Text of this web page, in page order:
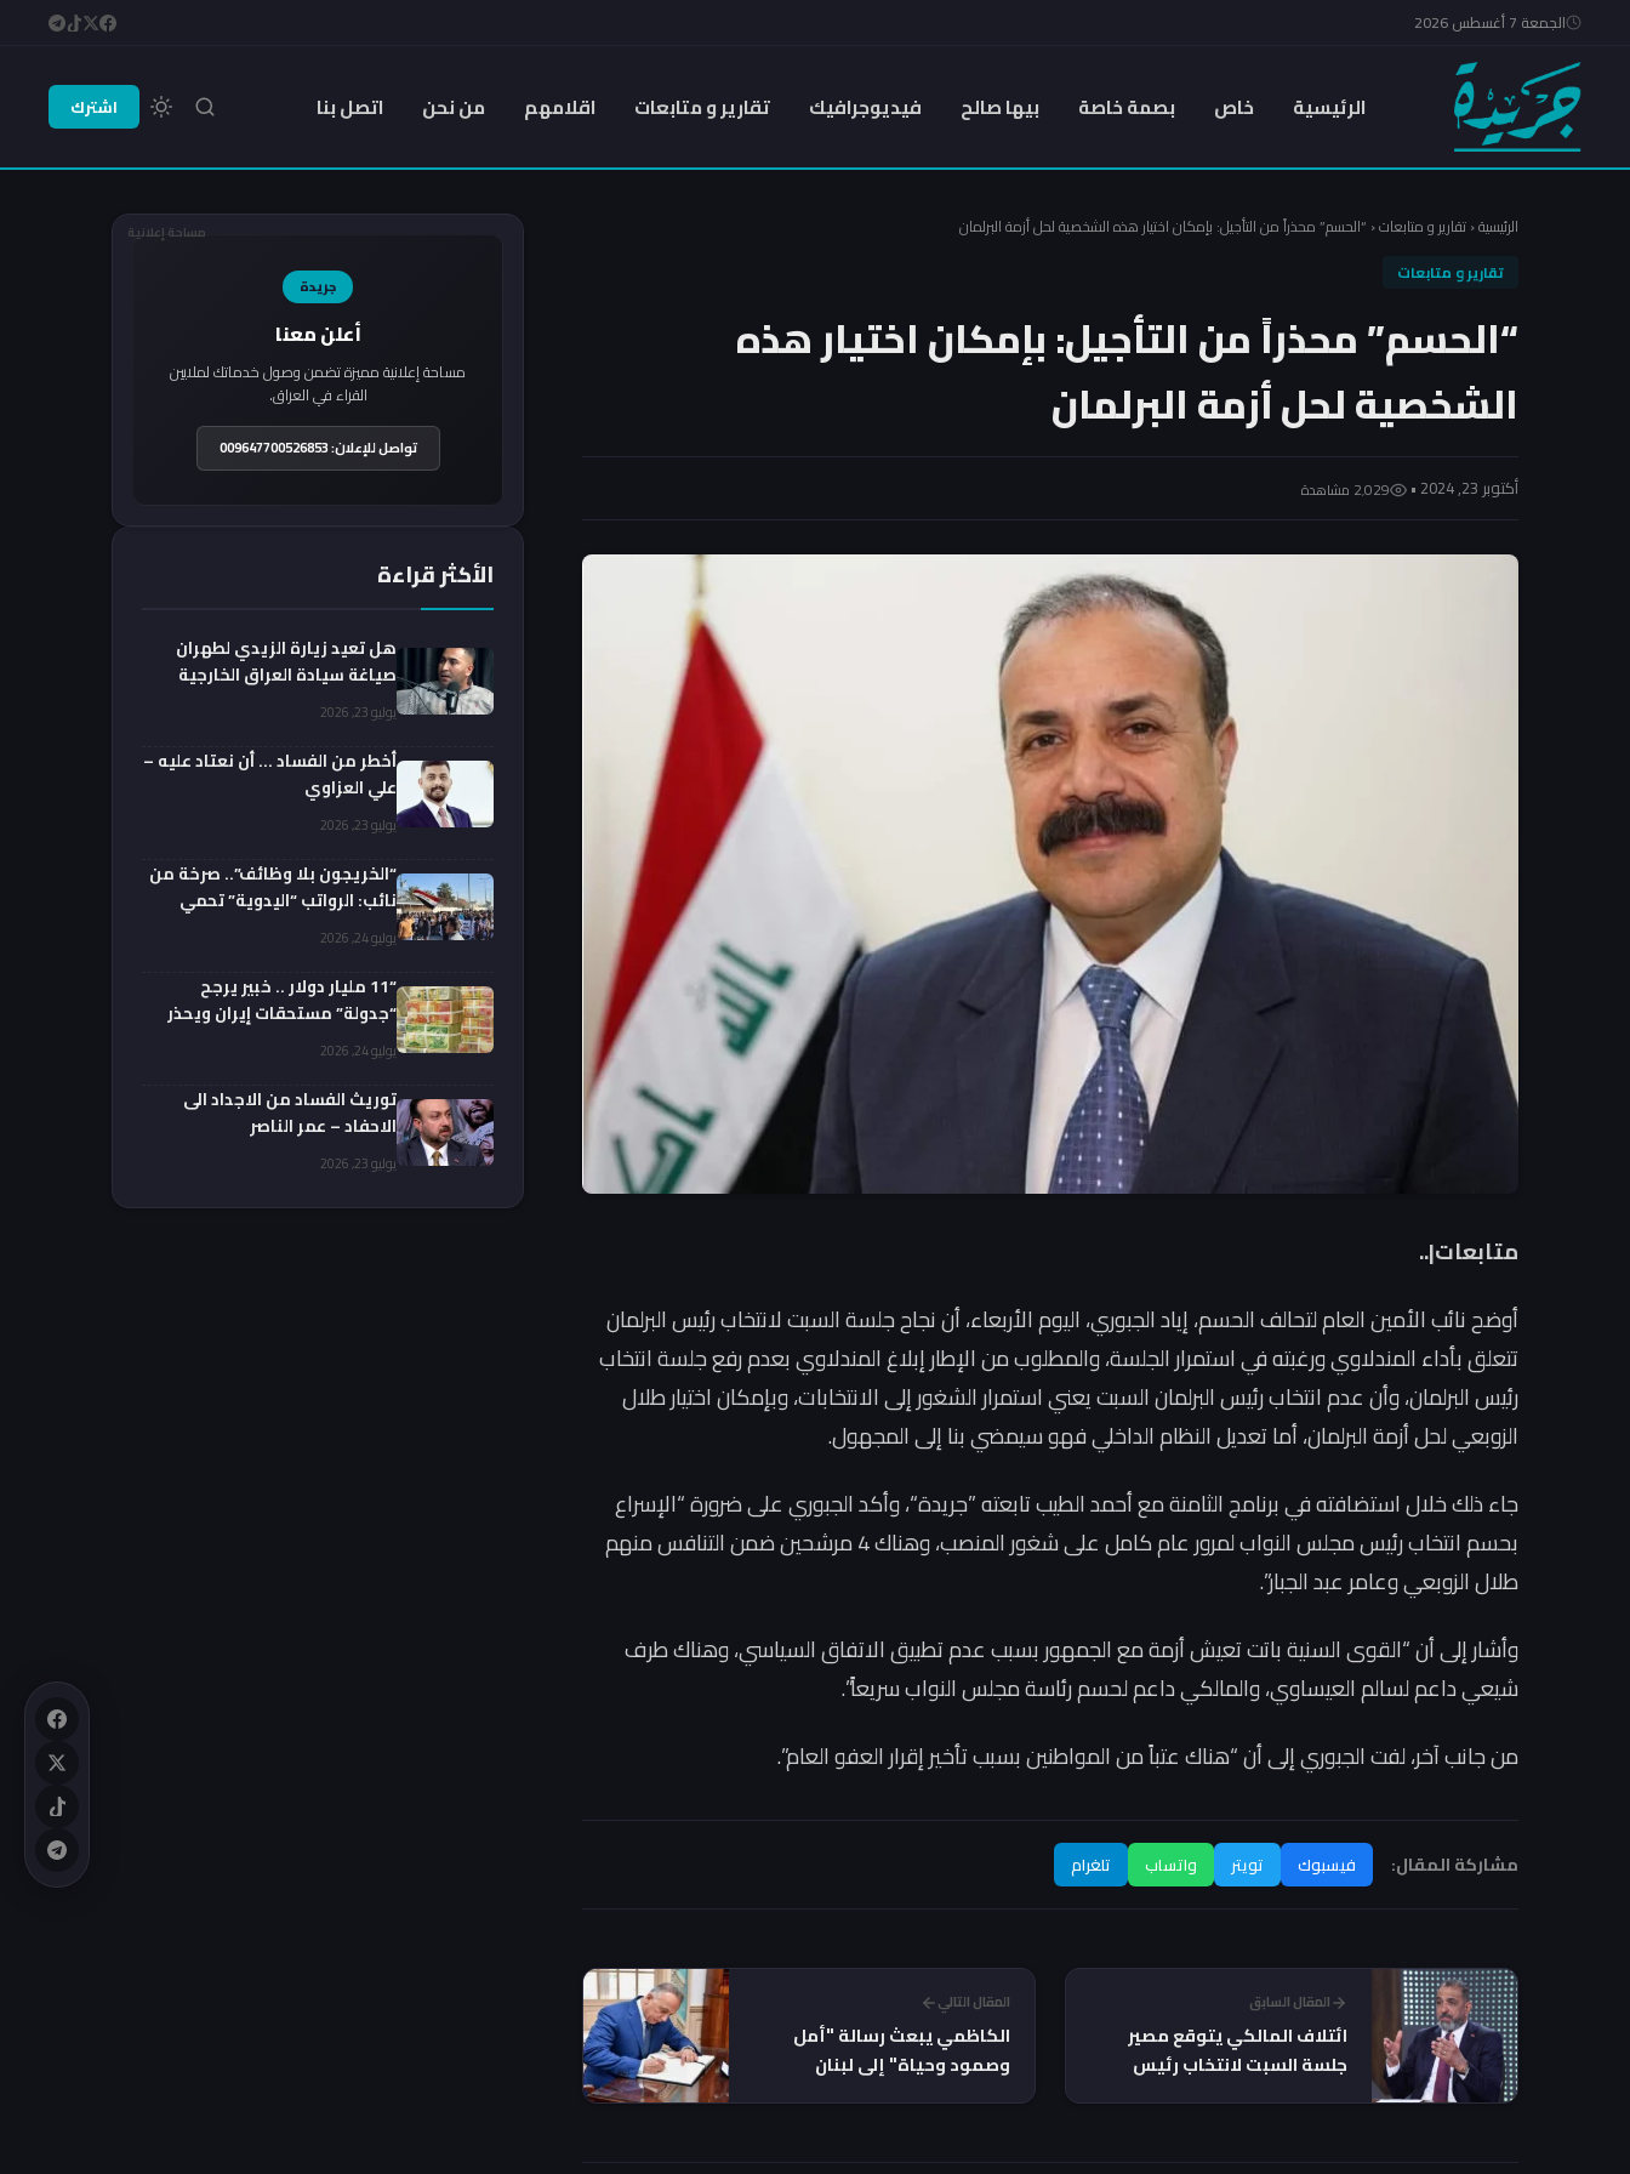
الجمعة 7 أغسطس 2026
الرئيسية خاص بصمة خاصة بيها صالح فيديوجرافيك تقارير و متابعات اقلامهم من نحن اتصل بنا اشترك
الرئيسية‹تقارير و متابعات‹ “الحسم” محذراً من التأجيل: بإمكان اختيار هذه الشخصية لحل أزمة البرلمان
تقارير و متابعات
“الحسم” محذراً من التأجيل: بإمكان اختيار هذه
الشخصية لحل أزمة البرلمان
أكتوبر 23, 2024 • 2٬029 مشاهدة
متابعات|..
أوضح نائب الأمين العام لتحالف الحسم، إياد الجبوري، اليوم الأربعاء، أن نجاح جلسة السبت لانتخاب رئيس البرلمان
تتعلق بأداء المندلاوي ورغبته في استمرار الجلسة، والمطلوب من الإطار إبلاغ المندلاوي بعدم رفع جلسة انتخاب
رئيس البرلمان، وأن عدم انتخاب رئيس البرلمان السبت يعني استمرار الشغور إلى الانتخابات، وبإمكان اختيار طلال
الزوبعي لحل أزمة البرلمان، أما تعديل النظام الداخلي فهو سيمضي بنا إلى المجهول.
جاء ذلك خلال استضافته في برنامج الثامنة مع أحمد الطيب تابعته ”جريدة“، وأكد الجبوري على ضرورة “الإسراع
بحسم انتخاب رئيس مجلس النواب لمرور عام كامل على شغور المنصب، وهناك 4 مرشحين ضمن التنافس منهم
طلال الزوبعي وعامر عبد الجبار”.
وأشار إلى أن “القوى السنية باتت تعيش أزمة مع الجمهور بسبب عدم تطبيق الاتفاق السياسي، وهناك طرف
شيعي داعم لسالم العيساوي، والمالكي داعم لحسم رئاسة مجلس النواب سريعاً”.
من جانب آخر، لفت الجبوري إلى أن “هناك عتباً من المواطنين بسبب تأخير إقرار العفو العام”.
مشاركة المقال: فيسبوك تويتر واتساب تلغرام
المقال السابق
ائتلاف المالكي يتوقع مصير
جلسة السبت لانتخاب رئيس
المقال التالي
الكاظمي يبعث رسالة "أمل
وصمود وحياة" إلى لبنان
مساحة إعلانية
جريدة
أعلن معنا
مساحة إعلانية مميزة تضمن وصول خدماتك لملايين
القراء في العراق.
تواصل للإعلان: 009647700526853
الأكثر قراءة
هل تعيد زيارة الزيدي لطهران
صياغة سيادة العراق الخارجية
فعليا؟.. باحث يوضحيوليو 23, 2026
أخطر من الفساد … أن نعتاد عليه –
علي العزاوي
يوليو 23, 2026
“الخريجون بلا وظائف”.. صرخة من
نائب: الرواتب “اليدوية” تحمي
الفضائيين!يوليو 24, 2026
“11 مليار دولار .. خبير يرجح
“جدولة” مستحقات إيران ويحذر
من السداد الفورييوليو 24, 2026
توريث الفساد من الاجداد الى
الاحفاد – عمر الناصر
يوليو 23, 2026